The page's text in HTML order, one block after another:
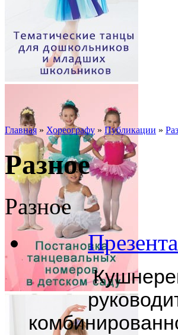
Главная » Хореографу » Публикации »
Разное
Разное